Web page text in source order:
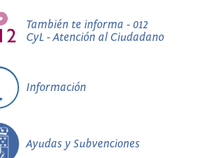
También te informa - 012
CyL - Atención al Ciudadano
Información
Ayudas y Subvenciones